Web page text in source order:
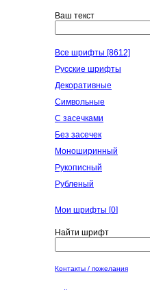
Ваш текст
Все шрифты [8612]
Русские шрифты
Декоративные
Символьные
С засечками
Без засечек
Моноширинный
Рукописный
Рубленый
Мои шрифты [0]
Найти шрифт
Контакты / пожелания